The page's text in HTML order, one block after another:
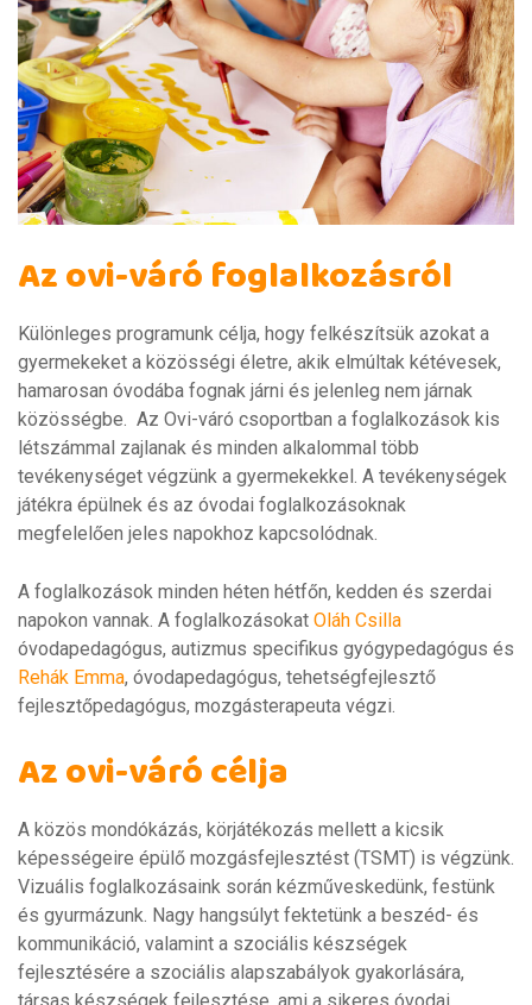
Az ovi-váró foglalkozásról
Különleges programunk célja, hogy felkészítsük azokat a
gyermekeket a közösségi életre, akik elmúltak kétévesek,
hamarosan óvodába fognak járni és jelenleg nem járnak
közösségbe. Az Ovi-váró csoportban a foglalkozások kis
létszámmal zajlanak és minden alkalommal több
tevékenységet végzünk a gyermekekkel. A tevékenységek
játékra épülnek és az óvodai foglalkozásoknak
megfelelően jeles napokhoz kapcsolódnak.
A foglalkozások minden héten hétfőn, kedden és szerdai
napokon vannak. A foglalkozásokat Oláh Csilla
óvodapedagógus, autizmus specifikus gyógypedagógus és
Rehák Emma, óvodapedagógus, tehetségfejlesztő
fejlesztőpedagógus, mozgásterapeuta végzi.
Az ovi-váró célja
A közös mondókázás, körjátékozás mellett a kicsik
képességeire épülő mozgásfejlesztést (TSMT) is végzünk.
Vizuális foglalkozásaink során kézműveskedünk, festünk
és gyurmázunk. Nagy hangsúlyt fektetünk a beszéd- és
kommunikáció, valamint a szociális készségek
fejlesztésére a szociális alapszabályok gyakorlására,
társas készségek fejlesztése, ami a sikeres óvodai